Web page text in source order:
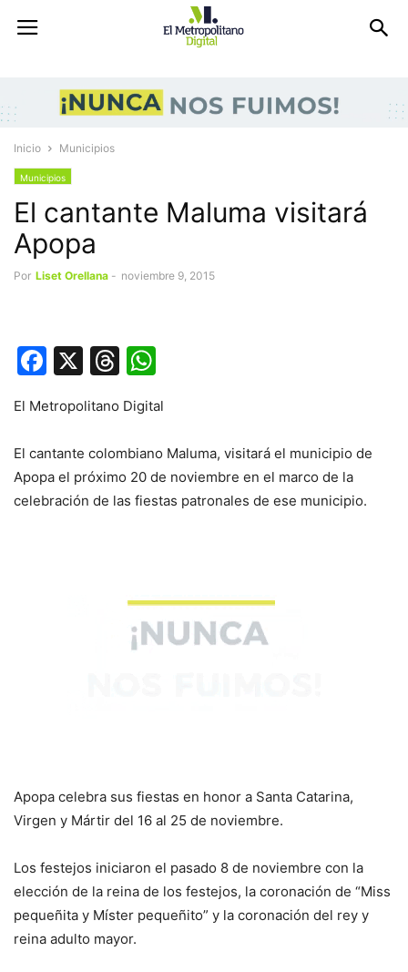
Inicio Municipios
Municipios
El cantante Maluma visitará
Apopa
Por Liset Orellana - noviembre 9, 2015
Facebook
X Threads
El Metropolitano Digital
El cantante colombiano Maluma, visitará el municipio de
Apopa el próximo 20 de noviembre en el marco de la
celebración de las fiestas patronales de ese municipio.
Apopa celebra sus fiestas en honor a Santa Catarina,
Virgen y Mártir del 16 al 25 de noviembre.
Los festejos iniciaron el pasado 8 de noviembre con la
elección de la reina de los festejos, la coronación de “Miss
pequeñita y Míster pequeñito” y la coronación del rey y
reina adulto mayor.